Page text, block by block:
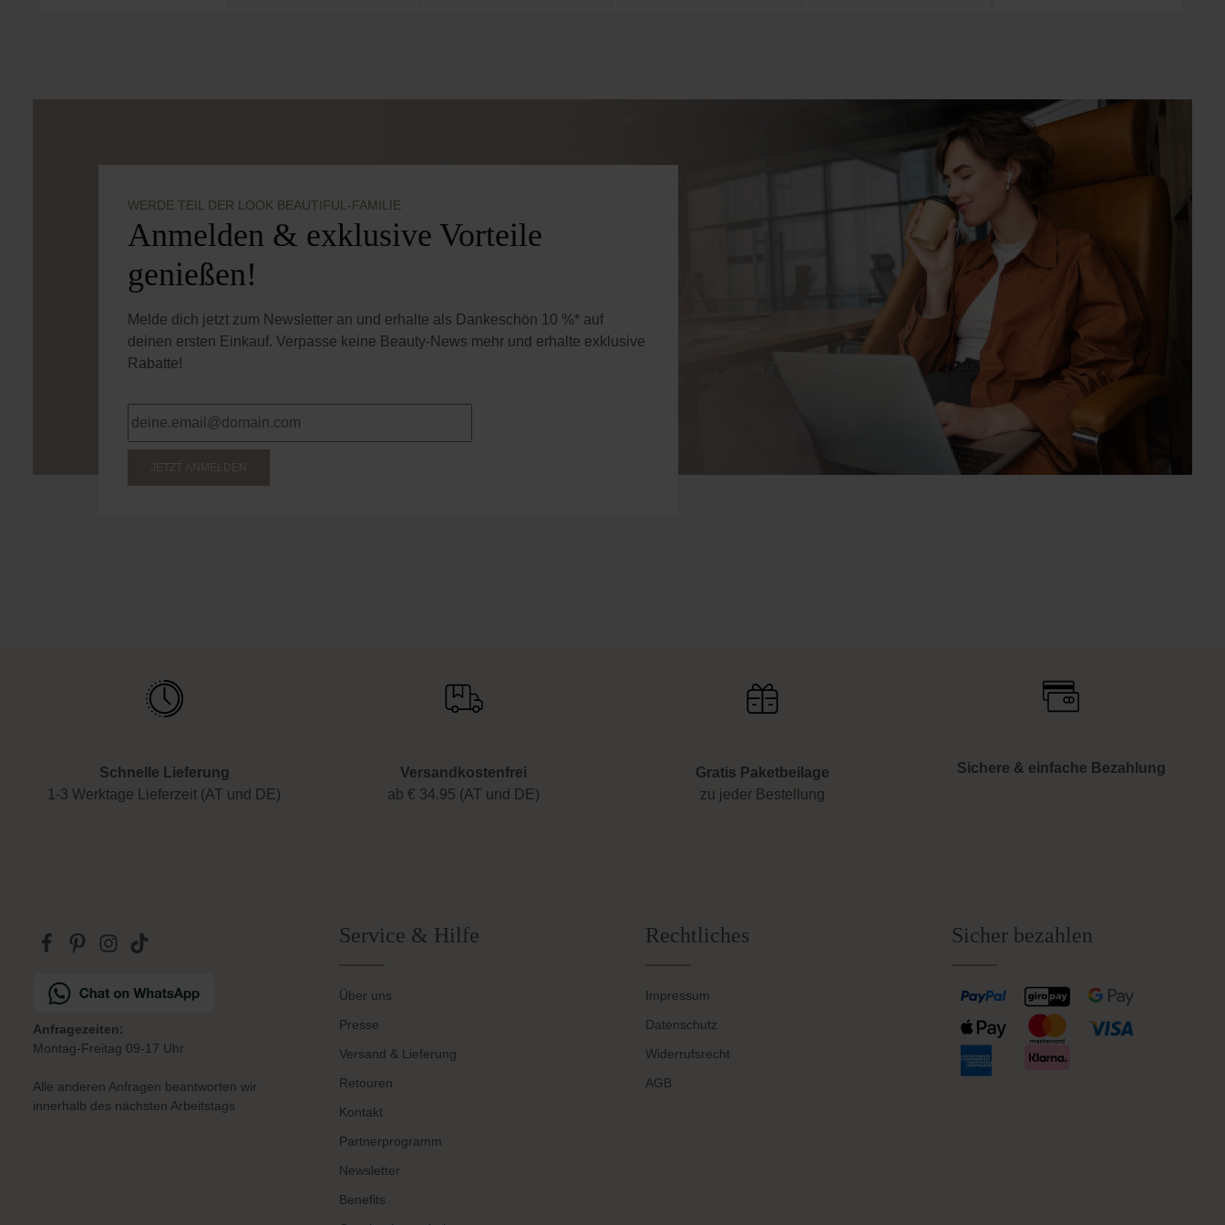
WERDE TEIL DER LOOK BEAUTIFUL-FAMILIE
Anmelden & exklusive Vorteile
genießen!
Melde dich jetzt zum Newsletter an und erhalte als Dankeschön 10 %* auf
deinen ersten Einkauf. Verpasse keine Beauty-News mehr und erhalte exklusive
Rabatte!
JETZT ANMELDEN
Schnelle Lieferung
1-3 Werktage Lieferzeit (AT und DE)
Versandkostenfrei
ab € 34.95 (AT und DE)
Gratis Paketbeilage
zu jeder Bestellung
Sichere & einfache Bezahlung
Anfragezeiten:
Montag-Freitag 09-17 Uhr
Alle anderen Anfragen beantworten wir
innerhalb des nächsten Arbeitstags
Service & Hilfe
Über uns
Presse
Versand & Lieferung
Retouren
Kontakt
Partnerprogramm
Newsletter
Benefits
Rechtliches
Impressum
Datenschutz
Widerrufsrecht
AGB
Sicher bezahlen